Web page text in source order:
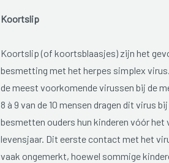
Koortslip
Koortslip (of koortsblaasjes) zijn het
besmetting met het herpes simplex
de meest voorkomende virussen bij de
8 à 9 van de 10 mensen dragen dit virus
besmetten ouders hun kinderen vóór het
levensjaar. Dit eerste contact met het
vaak ongemerkt, hoewel sommige